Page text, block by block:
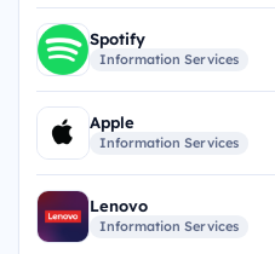
Spotify
Information Services
Apple
Information Services
Lenovo
Information Services